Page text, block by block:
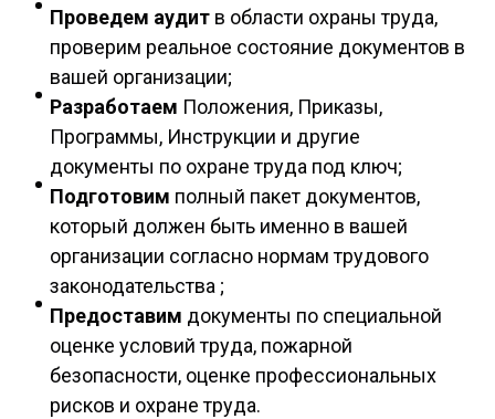
Проведем аудит в области охраны труда,
проверим реальное состояние документов в
вашей организации;
Разработаем Положения, Приказы,
Программы, Инструкции и другие
документы по охране труда под ключ;
Подготовим полный пакет документов,
который должен быть именно в вашей
организации согласно нормам трудового
законодательства ;
Предоставим документы по специальной
оценке условий труда, пожарной
безопасности, оценке профессиональных
рисков и охране труда.